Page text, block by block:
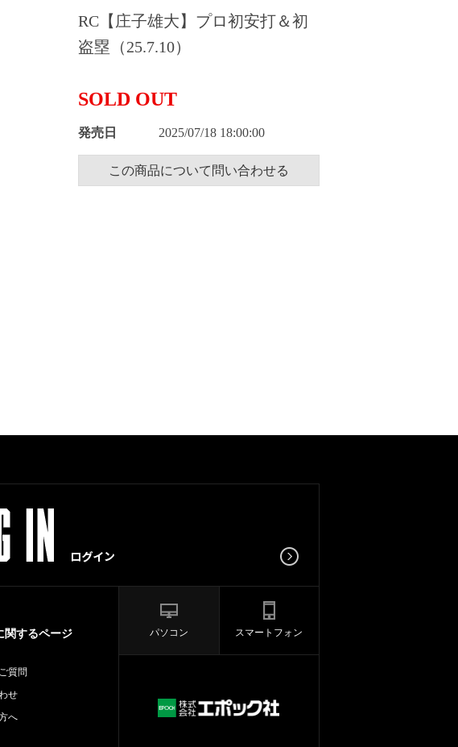
RC【庄子雄大】プロ初安打＆初
盗塁（25.7.10）
SOLD OUT
発売日 2025/07/18 18:00:00
この商品について問い合わせる
関するページ
質問
せ
へ
パソコン スマートフォン